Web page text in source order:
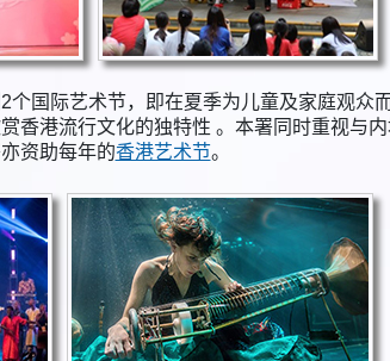
个国际艺术节，即在夏季为儿童及家庭观众
香港流行文化的独特性 。本署同时重视与
资助每年的香港艺术节。